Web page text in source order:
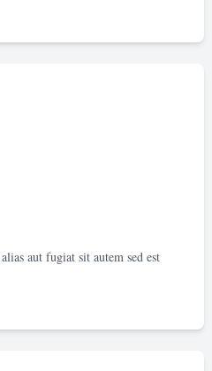
aut fugiat sit autem sed est